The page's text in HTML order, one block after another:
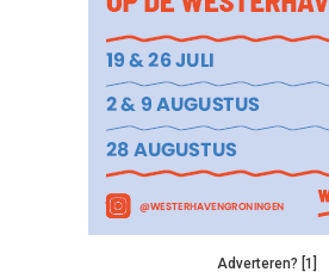
Adverteren? [1]